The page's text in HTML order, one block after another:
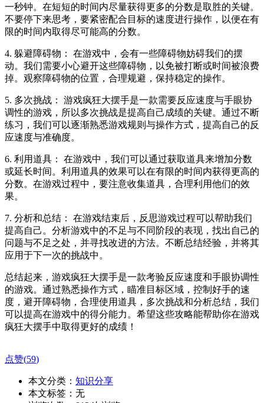
一秒钟。在短短的时间内尽量获得更多的分数是取胜的关键。
不要停下来思考，要紧密配合目标的速度进行操作，以便在有
限的时间内取得尽可能高的分数。
4. 躲避障碍物： 在游戏中，会有一些障碍物妨碍我们的摆
动。我们需要小心避开这些障碍物，以免被打断或时间被浪费
掉。观察障碍物的位置，合理规避，保持稳定的操作。
5. 多次挑战： 游戏疯狂大摆手是一款需要反应速度与手眼协
调性的游戏，所以多次挑战是提高自己成绩的关键。通过不断
练习，我们可以逐渐熟悉游戏规则与操作方式，提高自己的反
应速度与准确度。
6. 利用道具： 在游戏中，我们可以通过获取道具来增加分数
或延长时间。利用道具的效果可以在有限的时间内获得更高的
分数。在游戏过程中，要注意收集道具，合理利用他们的效
果。
7. 分析和总结： 在游戏结束后，反思游戏过程可以帮助我们
提高自己。分析游戏中的不足与不同阶段的表现，找出自己的
问题与不足之处，并寻找改进的方法。不断总结经验，并将其
应用于下一次的挑战中。
总结起来，游戏疯狂大摆手是一款考验反应速度和手眼协调性
的游戏。通过熟悉操作方式，瞄准目标区域，控制好手的速
度，避开障碍物，合理使用道具，多次挑战和分析总结，我们
可以提高在游戏中的得分能力。希望这些攻略能帮助你在游戏
疯狂大摆手中取得更好的成绩！
点赞(59)
本文分类： 知识分享
本文标签：无